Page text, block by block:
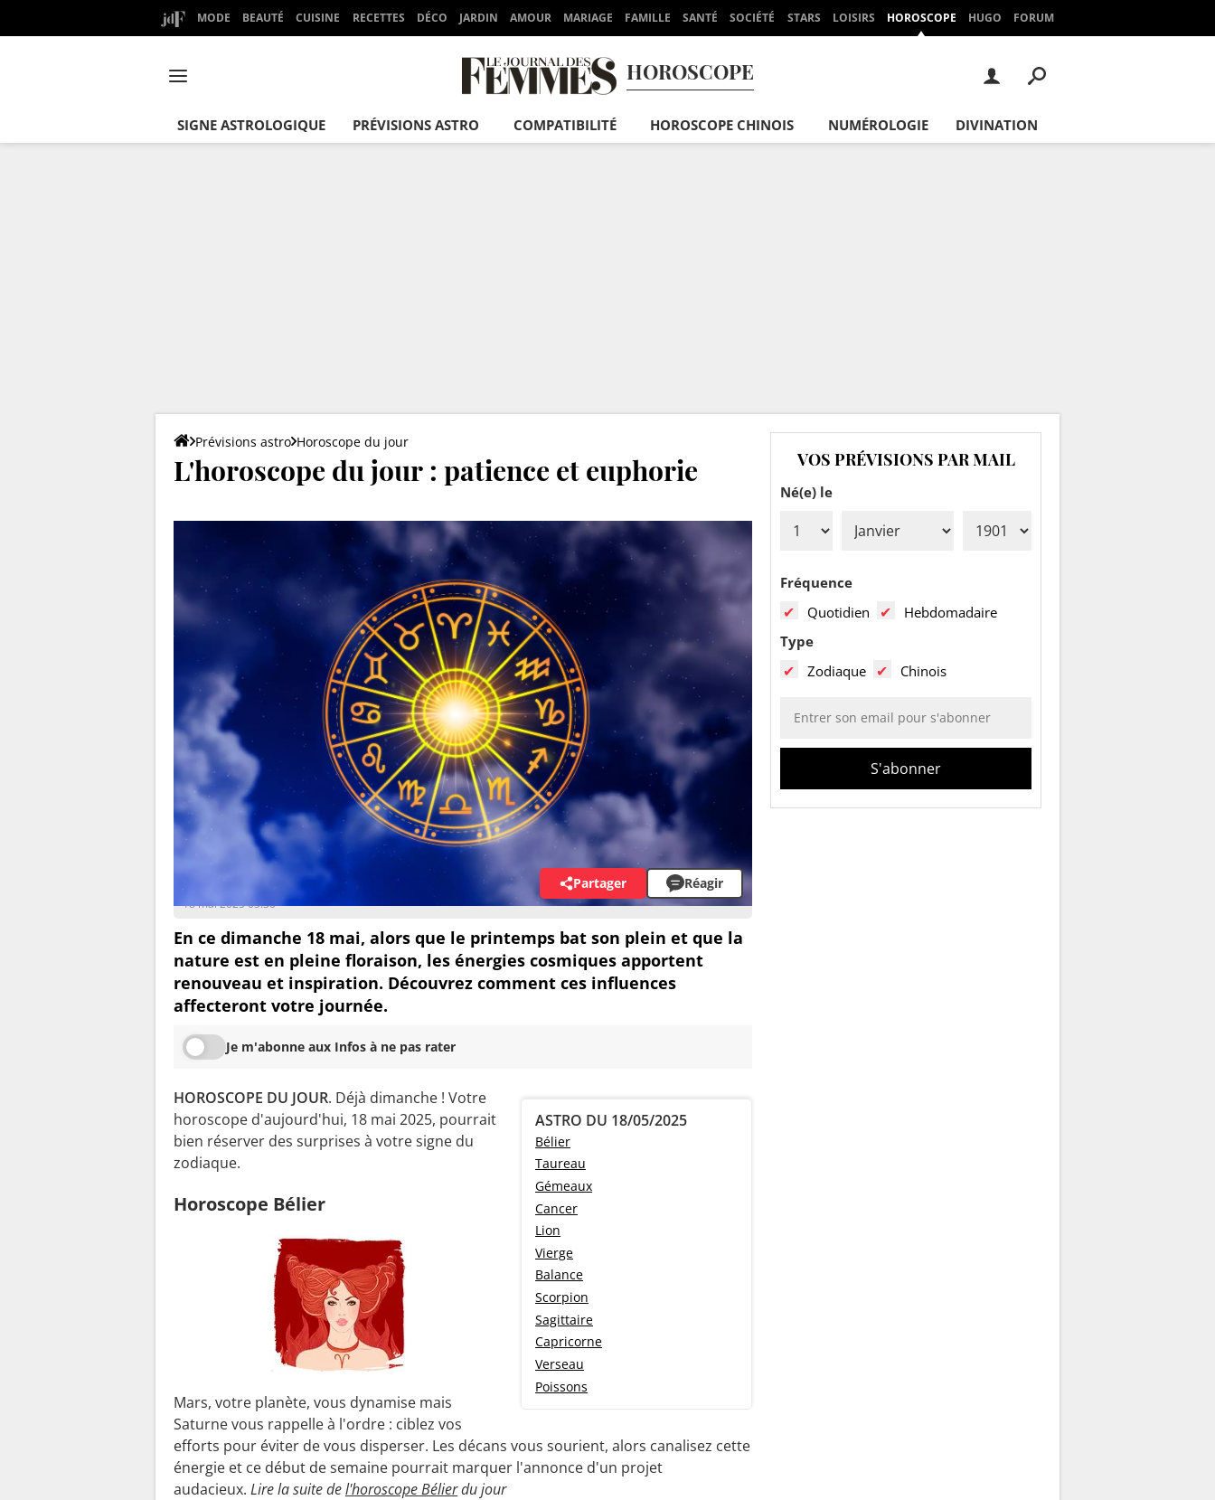
MODE BEAUTÉ CUISINE RECETTES DÉCO JARDIN AMOUR MARIAGE FAMILLE SANTÉ SOCIÉTÉ STARS LOISIRS HOROSCOPE HUGO FORUM
HOROSCOPE
SIGNE ASTROLOGIQUE PRÉVISIONS ASTRO COMPATIBILITÉ HOROSCOPE CHINOIS NUMÉROLOGIE DIVINATION
Prévisions astro Horoscope du jour
L'horoscope du jour : patience et euphorie
18 mai 2025 05:30
Partager Réagir
En ce dimanche 18 mai, alors que le printemps bat son plein et que la
nature est en pleine floraison, les énergies cosmiques apportent
renouveau et inspiration. Découvrez comment ces influences
affecteront votre journée.
Je m'abonne aux Infos à ne pas rater
ASTRO DU 18/05/2025
Bélier
Taureau
Gémeaux
Cancer
Lion
Vierge
Balance
Scorpion
Sagittaire
Capricorne
Verseau
Poissons
HOROSCOPE DU JOUR. Déjà dimanche ! Votre
horoscope d'aujourd'hui, 18 mai 2025, pourrait
bien réserver des surprises à votre signe du
zodiaque.
Horoscope Bélier
Mars, votre planète, vous dynamise mais
Saturne vous rappelle à l'ordre : ciblez vos
efforts pour éviter de vous disperser. Les décans vous sourient, alors canalisez cette
énergie et ce début de semaine pourrait marquer l'annonce d'un projet
audacieux. Lire la suite del'horoscope Bélierdu jour
VOS PRÉVISIONS PAR MAIL
Né(e) le
Fréquence
Quotidien
Hebdomadaire
Type
Zodiaque
Chinois